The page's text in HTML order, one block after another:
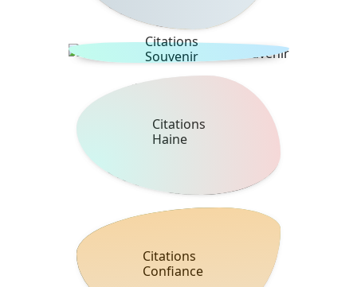
Citations
Souvenir
Citations
Haine
Citations
Confiance